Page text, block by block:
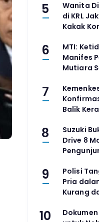
5
Wanita
di KRL
Kakak
6
MTI:
Manifes
Mutiara
7
Balik
8
Suzuki
Drive 8
9
Polisi
Pria
Kurang
Jenis
10